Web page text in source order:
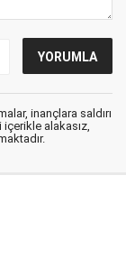
inançlara saldırı
içerikle alakasız,